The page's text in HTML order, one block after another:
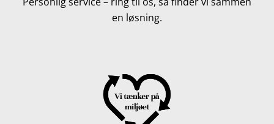
en løsning.